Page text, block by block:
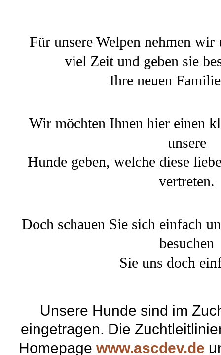
Für unsere Welpen nehmen wir
viel Zeit und geben sie
Ihre neuen
Wir möchten Ihnen hier einen
unsere
Hunde geben, welche diese
vertreten.
Doch schauen Sie sich einfach
besuchen
Sie uns doch
Unsere Hunde sind im
eingetragen. Die
Homepage www.ascdev.de